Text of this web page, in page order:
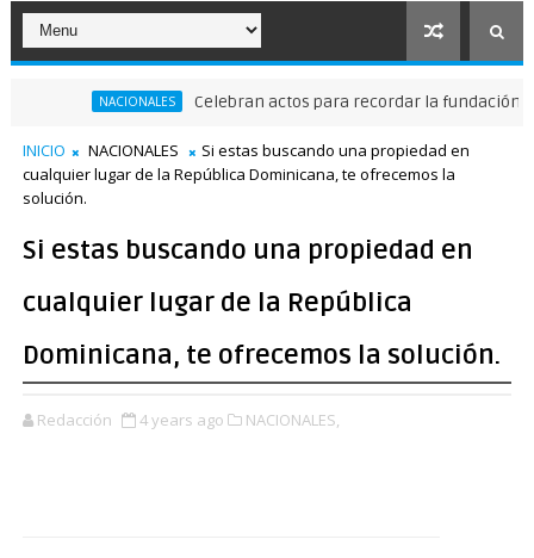
NACIONALES Celebran actos para recordar la fundación de
INICIO NACIONALES
Si estas buscando una propiedad en
cualquier lugar de la República Dominicana, te ofrecemos la
solución.
Si estas buscando una propiedad en
cualquier lugar de la República
Dominicana, te ofrecemos la solución.
Redacción 4 years ago NACIONALES,